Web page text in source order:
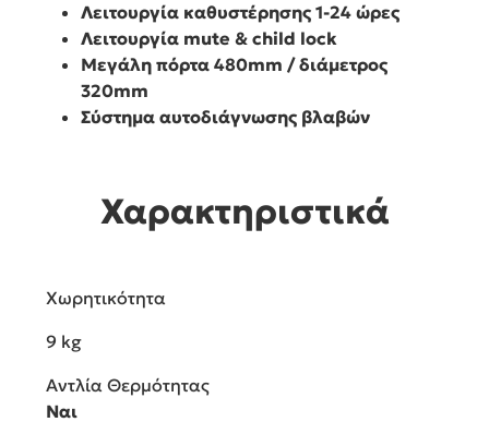
Λειτουργία καθυστέρησης 1-24 ώρες
Λειτουργία mute & child lock
Μεγάλη πόρτα 480mm / διάμετρος
320mm
Σύστημα αυτοδιάγνωσης βλαβών
Χαρακτηριστικά
Χωρητικότητα
9 kg
Αντλία Θερμότητας
Ναι